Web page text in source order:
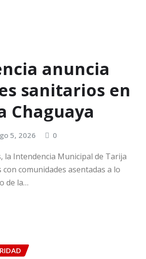
anuncia
sanitarios en
Chaguaya
5, 2026 0
la Intendencia Municipal de Tarija
comunidades asentadas a lo
de la…